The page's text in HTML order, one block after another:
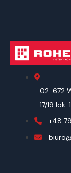
02-672
17/19 lok.
+48